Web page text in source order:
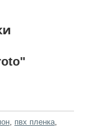
пвх пленка